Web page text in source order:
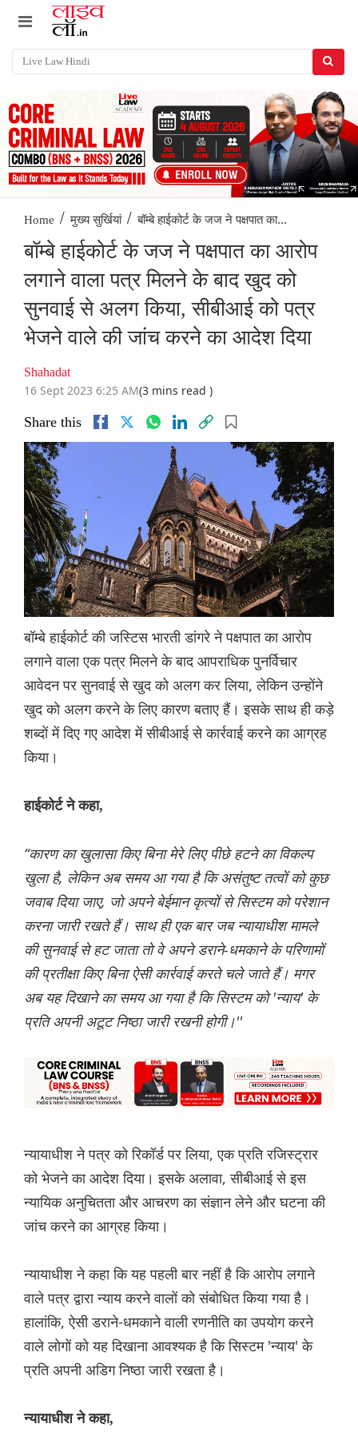
Home / मुख्य सुर्खियां / बॉम्बे हाईकोर्ट के जज ने पक्षपात का...
बॉम्बे हाईकोर्ट के जज ने पक्षपात का आरोप
लगाने वाला पत्र मिलने के बाद खुद को
सुनवाई से अलग किया, सीबीआई को पत्र
भेजने वाले की जांच करने का आदेश दिया
Shahadat
16 Sept 2023 6:25 AM(3 mins read )
Share this
बॉम्बे हाईकोर्ट की जस्टिस भारती डांगरे ने पक्षपात का आरोप
लगाने वाला एक पत्र मिलने के बाद आपराधिक पुनर्विचार
आवेदन पर सुनवाई से खुद को अलग कर लिया, लेकिन उन्होंने
खुद को अलग करने के लिए कारण बताए हैं। इसके साथ ही कड़े
शब्दों में दिए गए आदेश में सीबीआई से कार्रवाई करने का आग्रह
किया।
हाईकोर्ट ने कहा,
“कारण का खुलासा किए बिना मेरे लिए पीछे हटने का विकल्प
खुला है, लेकिन अब समय आ गया है कि असंतुष्ट तत्वों को कुछ
जवाब दिया जाए, जो अपने बेईमान कृत्यों से सिस्टम को परेशान
करना जारी रखते हैं। साथ ही एक बार जब न्यायाधीश मामले
की सुनवाई से हट जाता तो वे अपने डराने-धमकाने के परिणामों
की प्रतीक्षा किए बिना ऐसी कार्रवाई करते चले जाते हैं। मगर
अब यह दिखाने का समय आ गया है कि सिस्टम को 'न्याय' के
प्रति अपनी अटूट निष्ठा जारी रखनी होगी।''
न्यायाधीश ने पत्र को रिकॉर्ड पर लिया, एक प्रति रजिस्ट्रार
को भेजने का आदेश दिया। इसके अलावा, सीबीआई से इस
न्यायिक अनुचितता और आचरण का संज्ञान लेने और घटना की
जांच करने का आग्रह किया।
न्यायाधीश ने कहा कि यह पहली बार नहीं है कि आरोप लगाने
वाले पत्र द्वारा न्याय करने वालों को संबोधित किया गया है।
हालांकि, ऐसी डराने-धमकाने वाली रणनीति का उपयोग करने
वाले लोगों को यह दिखाना आवश्यक है कि सिस्टम 'न्याय' के
प्रति अपनी अडिग निष्ठा जारी रखता है।
न्यायाधीश ने कहा,